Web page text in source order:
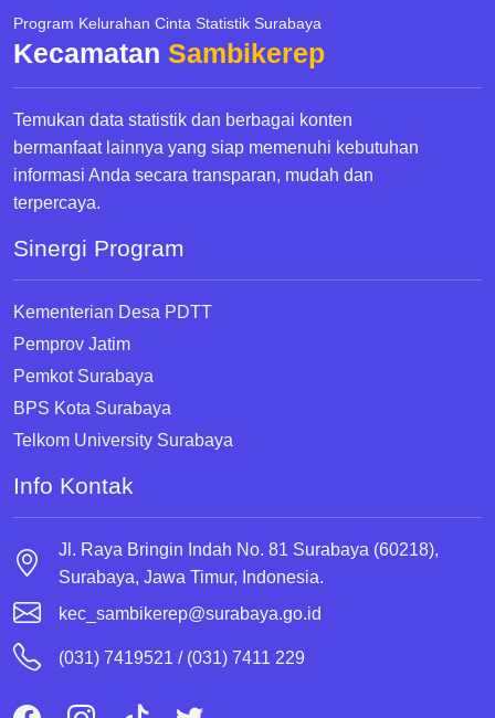
Program Kelurahan Cinta Statistik Surabaya
Kecamatan Sambikerep
Temukan data statistik dan berbagai konten
bermanfaat lainnya yang siap memenuhi kebutuhan
informasi Anda secara transparan, mudah dan
terpercaya.
Sinergi Program
Kementerian Desa PDTT
Pemprov Jatim
Pemkot Surabaya
BPS Kota Surabaya
Telkom University Surabaya
Info Kontak
Jl. Raya Bringin Indah No. 81 Surabaya (60218),
Surabaya, Jawa Timur, Indonesia.
kec_sambikerep@surabaya.go.id
(031) 7419521 / (031) 7411 229